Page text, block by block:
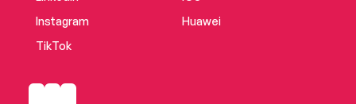
Instagram
TikTok
Huawei